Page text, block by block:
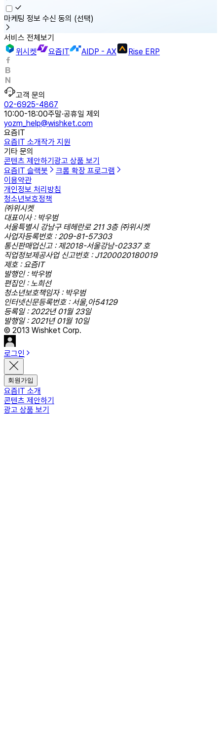
마케팅 정보 수신 동의 (선택)
서비스 전체보기
위시켓
요즘IT AIDP - AX Rise ERP
고객 문의
02-6925-4867
10:00-18:00주말·공휴일 제외
yozm_help@wishket.com
요즘IT
요즘IT 소개작가 지원
기타 문의
콘텐츠 제안하기 광고 상품 보기
요즘IT 슬랙봇
크롬 확장 프로그램
이용약관
개인정보 처리방침
청소년보호정책
㈜위시켓
대표이사 : 박우범
서울특별시 강남구 테헤란로 211 3층 ㈜위시켓
사업자등록번호 : 209-81-57303
통신판매업신고 : 제2018-서울강남-02337 호
직업정보제공사업 신고번호 : J1200020180019
제호 : 요즘IT
발행인 : 박우범
편집인 : 노희선
청소년보호책임자 : 박우범
인터넷신문등록번호 : 서울,아54129
등록일 : 2022년 01월 23일
발행일 : 2021년 01월 10일
© 2013 Wishket Corp.
로그인
회원가입
요즘IT 소개
콘텐츠 제안하기
광고 상품 보기